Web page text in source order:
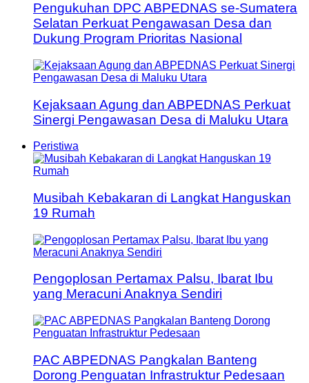
Pengukuhan DPC ABPEDNAS se-Sumatera
Selatan Perkuat Pengawasan Desa dan
Dukung Program Prioritas Nasional
Kejaksaan Agung dan ABPEDNAS Perkuat
Sinergi Pengawasan Desa di Maluku Utara
Peristiwa
Musibah Kebakaran di Langkat Hanguskan
19 Rumah
Pengoplosan Pertamax Palsu, Ibarat Ibu
yang Meracuni Anaknya Sendiri
PAC ABPEDNAS Pangkalan Banteng
Dorong Penguatan Infrastruktur Pedesaan